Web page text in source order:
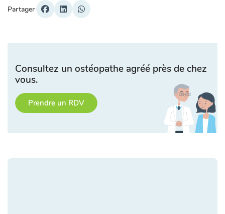
Partager
Consultez un ostéopathe agréé près de chez
vous.
Prendre un RDV